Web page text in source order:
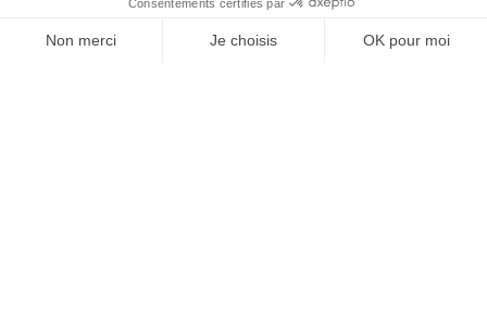
DEMANDEZ UN DEVIS